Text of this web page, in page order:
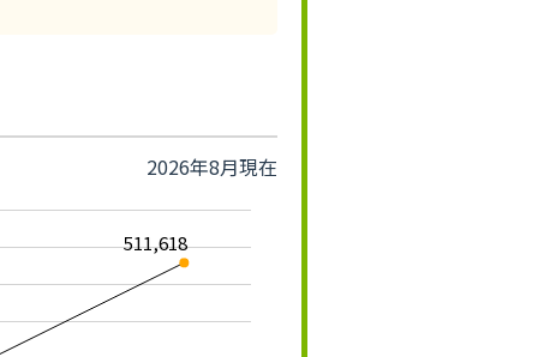
2026年8月現在
511,618